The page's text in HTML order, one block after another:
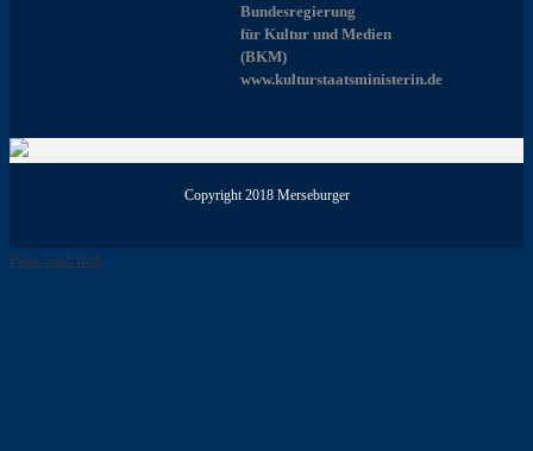
Bundesregierung
für Kultur und Medien
(BKM)
www.kulturstaatsministerin.de
Copyright 2018 Merseburger
Page load link